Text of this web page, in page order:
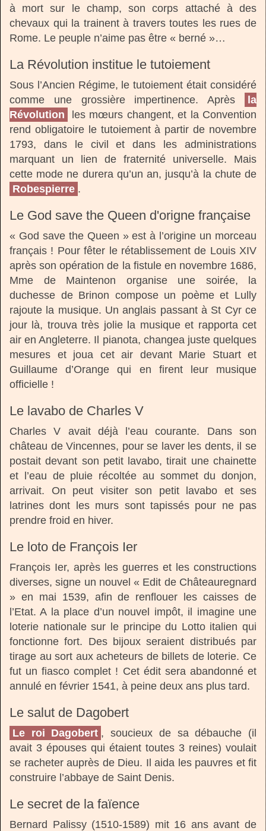
à mort sur le champ, son corps attaché à des
chevaux qui la trainent à travers toutes les rues de
Rome. Le peuple n’aime pas être « berné »…
La Révolution institue le tutoiement
Sous l’Ancien Régime, le tutoiement était considéré
comme une grossière impertinence. Après
la
Révolution
les mœurs changent, et la Convention
rend obligatoire le tutoiement à partir de novembre
1793, dans le civil et dans les administrations
marquant un lien de fraternité universelle. Mais
cette mode ne durera qu’un an, jusqu’à la chute de
Robespierre .
Le God save the Queen d'origne française
« God save the Queen » est à l’origine un morceau
français ! Pour fêter le rétablissement de Louis XIV
après son opération de la fistule en novembre 1686,
Mme de Maintenon organise une soirée, la
duchesse de Brinon compose un poème et Lully
rajoute la musique. Un anglais passant à St Cyr ce
jour là, trouva très jolie la musique et rapporta cet
air en Angleterre. Il pianota, changea juste quelques
mesures et joua cet air devant Marie Stuart et
Guillaume d’Orange qui en firent leur musique
officielle !
Le lavabo de Charles V
Charles V avait déjà l’eau courante. Dans son
château de Vincennes, pour se laver les dents, il se
postait devant son petit lavabo, tirait une chainette
et l’eau de pluie récoltée au sommet du donjon,
arrivait. On peut visiter son petit lavabo et ses
latrines dont les murs sont tapissés pour ne pas
prendre froid en hiver.
Le loto de François Ier
François Ier, après les guerres et les constructions
diverses, signe un nouvel « Edit de Châteauregnard
» en mai 1539, afin de renflouer les caisses de
l’Etat. A la place d’un nouvel impôt, il imagine une
loterie nationale sur le principe du Lotto italien qui
fonctionne fort. Des bijoux seraient distribués par
tirage au sort aux acheteurs de billets de loterie. Ce
fut un fiasco complet ! Cet édit sera abandonné et
annulé en février 1541, à peine deux ans plus tard.
Le salut de Dagobert
Le roi Dagobert , soucieux de sa débauche (il
avait 3 épouses qui étaient toutes 3 reines) voulait
se racheter auprès de Dieu. Il aida les pauvres et fit
construire l’abbaye de Saint Denis.
Le secret de la faïence
Bernard Palissy (1510-1589) mit 16 ans avant de